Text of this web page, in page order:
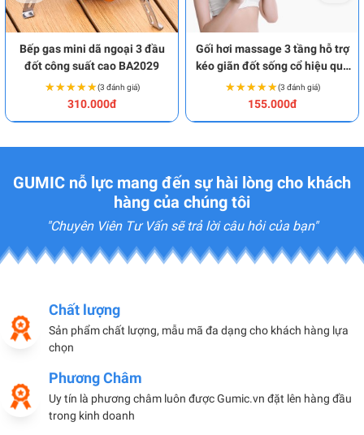
Bếp gas mini dã ngoại 3 đầu
đốt công suất cao BA2029
★★★★★
★★★★★(3 đánh giá)
310.000đ
Gối hơi massage 3 tầng hỗ trợ
kéo giãn đốt sống cổ hiệu quả
BA1965
★★★★★
★★★★★(3 đánh giá)
155.000đ
GUMIC nỗ lực mang đến sự hài lòng cho khách
hàng của chúng tôi
"Chuyên Viên Tư Vấn sẽ trả lời câu hỏi của bạn"
Chất lượng
Sản phẩm chất lượng, mẫu mã đa dạng cho khách hàng lựa
chọn
Phương Châm
Uy tín là phương châm luôn được Gumic.vn đặt lên hàng đầu
trong kinh doanh